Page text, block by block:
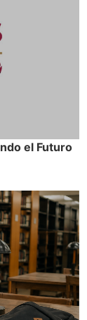
el Futuro